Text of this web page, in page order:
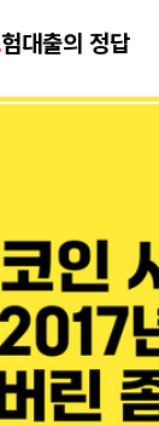
보험대출의 정답